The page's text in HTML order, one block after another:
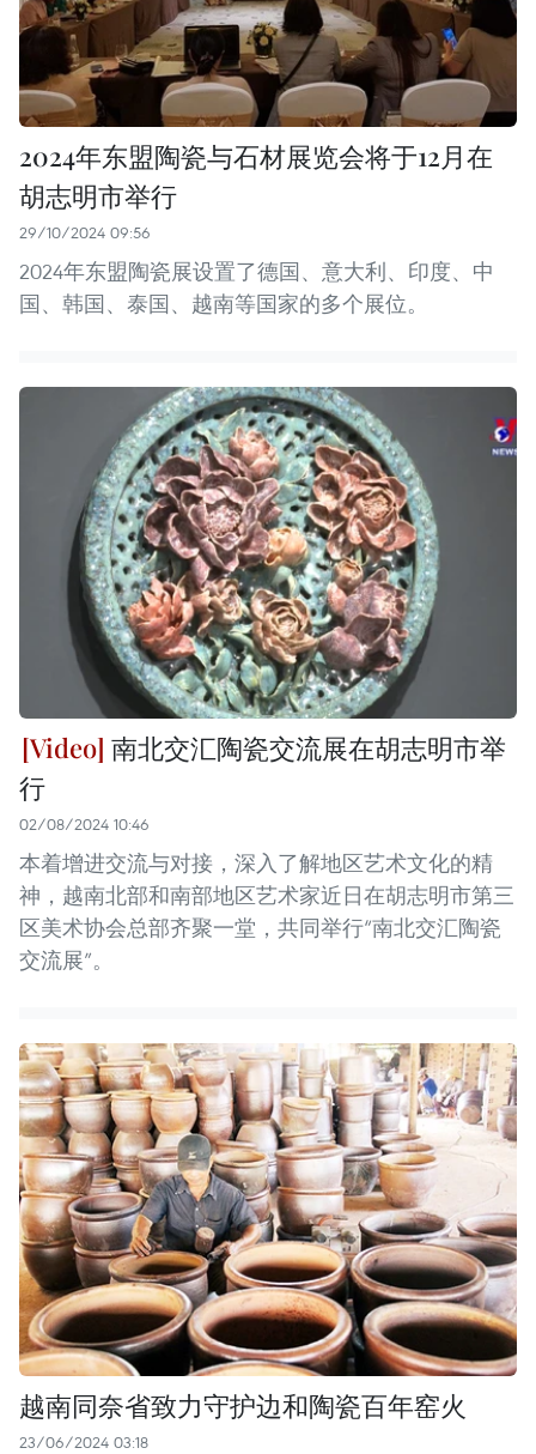
2024年东盟陶瓷与石材展览会将于12月在
胡志明市举行
29/10/2024 09:56
2024年东盟陶瓷展设置了德国、意大利、印度、中
国、韩国、泰国、越南等国家的多个展位。
南北交汇陶瓷交流展在胡志明市举
行
02/08/2024 10:46
本着增进交流与对接，深入了解地区艺术文化的精
神，越南北部和南部地区艺术家近日在胡志明市第三
区美术协会总部齐聚一堂，共同举行“南北交汇陶瓷
交流展”。
越南同奈省致力守护边和陶瓷百年窑火
23/06/2024 03:18